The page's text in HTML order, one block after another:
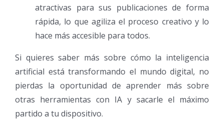
atractivas para sus publicaciones de forma
rápida, lo que agiliza el proceso creativo y lo
hace más accesible para todos.
Si quieres saber más sobre cómo la inteligencia
artificial está transformando el mundo digital, no
pierdas la oportunidad de aprender más sobre
otras herramientas con IA y sacarle el máximo
partido a tu dispositivo.